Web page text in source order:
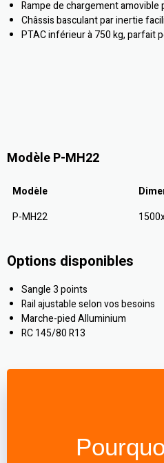
Rampe de chargement
Châssis basculant par inertie
PTAC inférieur à 750 kg, parfait
Modèle P-MH22
Modèle
P-MH22
Options disponibles
Sangle 3 points
Rail ajustable selon vos besoins
Marche-pied Alluminium
RC 145/80 R13